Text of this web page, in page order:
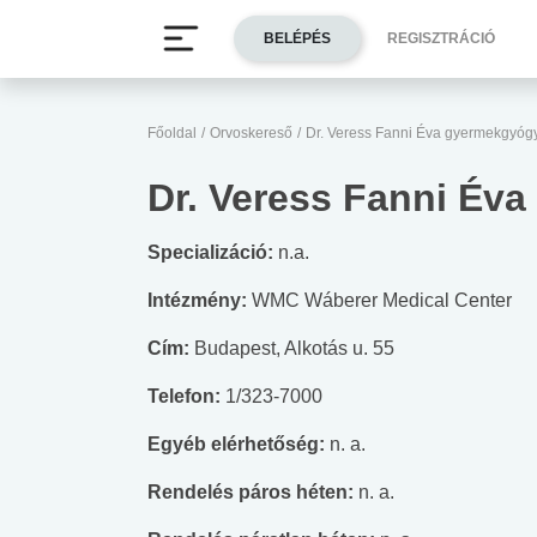
Főoldal / Orvoskereső / Dr. Veress Fanni Éva
Dr. Veress Fanni
Specializáció: n.a.
Intézmény: WMC Wáberer Medical Center
Cím: Budapest, Alkotás u. 55
Telefon: 1/323-7000
Egyéb elérhetőség: n. a.
Rendelés páros héten: n. a.
BELÉPÉS REGISZTRÁCIÓ